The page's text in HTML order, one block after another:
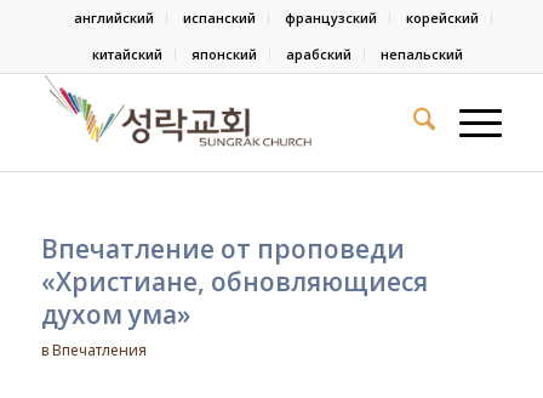
английский испанский французский
корейский
китайский
японский арабский непальский
Впечатление от проповеди
«Христиане, обновляющиеся
духом ума»
в Впечатления